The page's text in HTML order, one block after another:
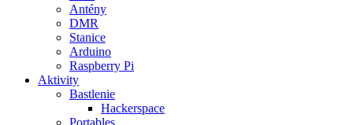
Antény
DMR
Stanice
Arduino
Raspberry Pi
Aktivity
Bastlenie
Hackerspace
Portables